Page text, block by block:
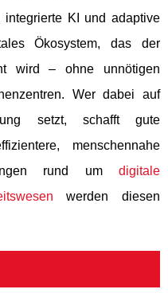
KI und adaptive
Ökosystem, das der
wird – ohne unnötigen
Wer dabei auf
setzt, schafft gute
menschennahe
rund um digitale
werden diesen